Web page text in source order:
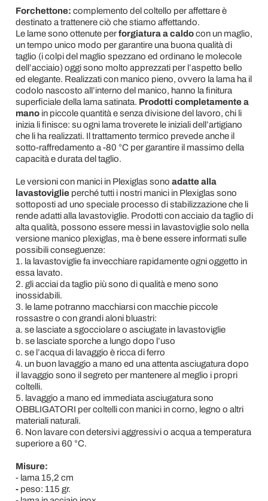
Forchettone: complemento del coltello per affettare è
destinato a trattenere ciò che stiamo affettando.
Le lame sono ottenute perforgiatura a caldocon un maglio,
un tempo unico modo per garantire una buona qualità di
taglio (i colpi del maglio spezzano ed ordinano le molecole
dell’acciaio) oggi sono molto apprezzati per l’aspetto bello
ed elegante. Realizzati con manico pieno, ovvero la lama ha il
codolo nascosto all’interno del manico, hanno la finitura
superficiale della lama satinata. Prodotti completamente a
manoin piccole quantità e senza divisione del lavoro, chi li
inizia li finisce: su ogni lama troverete le iniziali dell’artigiano
che li ha realizzati. Il trattamento termico prevede anche il
sotto-raffredamento a -80 °C per garantire il massimo della
capacità e durata del taglio.
Le versioni con manici in Plexiglas sono adatte alla
lavastoviglie perché tutti i nostri manici in Plexiglas sono
sottoposti ad uno speciale processo di stabilizzazione che li
rende adatti alla lavastoviglie. Prodotti con acciaio da taglio di
alta qualità, possono essere messi in lavastoviglie solo nella
versione manico plexiglas, ma è bene essere informati sulle
possibili conseguenze:
1. la lavastoviglie fa invecchiare rapidamente ogni oggetto in
essa lavato.
2. gli acciai da taglio più sono di qualità e meno sono
inossidabili.
3. le lame potranno macchiarsi con macchie piccole
rossastre o con grandi aloni bluastri:
a. se lasciate a sgocciolare o asciugate in lavastoviglie
b. se lasciate sporche a lungo dopo l’uso
c. se l’acqua di lavaggio è ricca di ferro
4. un buon lavaggio a mano ed una attenta asciugatura dopo
il lavaggio sono il segreto per mantenere al meglio i propri
coltelli.
5. lavaggio a mano ed immediata asciugatura sono
OBBLIGATORI per coltelli con manici in corno, legno o altri
materiali naturali.
6. Non lavare con detersivi aggressivi o acqua a temperatura
superiore a 60 °C.
Misure:
- lama 15,2 cm
- peso: 115 gr.